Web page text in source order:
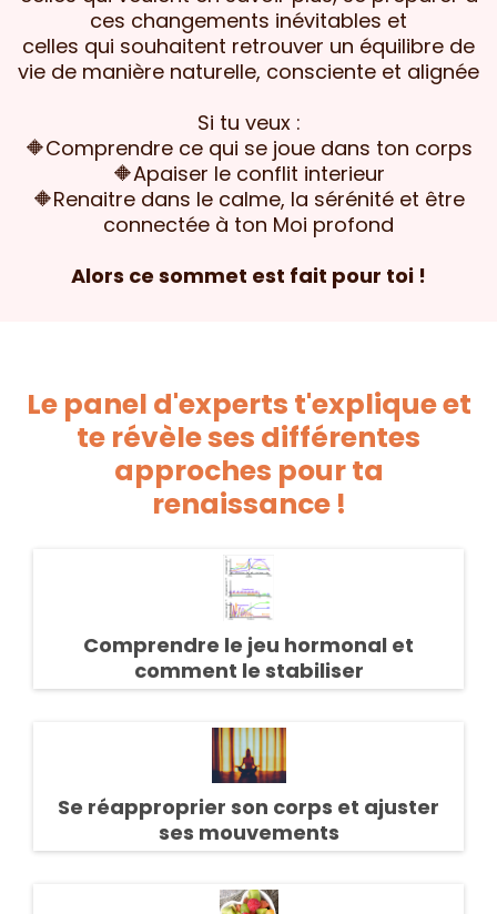
ces changements inévitables et
celles qui souhaitent retrouver un équilibre de
vie de manière naturelle, consciente et alignée
Si tu veux :
🔶Comprendre ce qui se joue dans ton corps
🔶Apaiser le conflit interieur
🔶Renaitre dans le calme, la sérénité et être
connectée à ton Moi profond
Alors ce sommet est fait pour toi !
Le panel d'experts t'explique et
te révèle ses différentes
approches pour ta
renaissance !
Comprendre le jeu hormonal et
comment le stabiliser
Se réapproprier son corps et ajuster
ses mouvements